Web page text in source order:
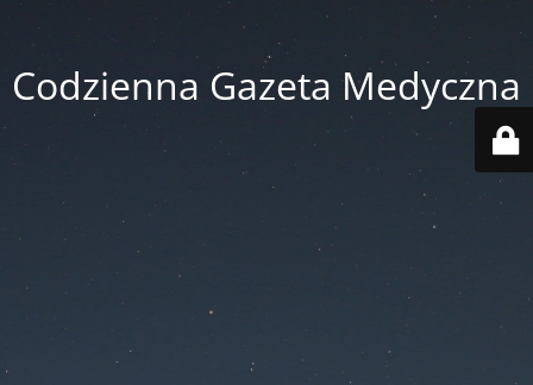
Codzienna Gazeta Medyczna